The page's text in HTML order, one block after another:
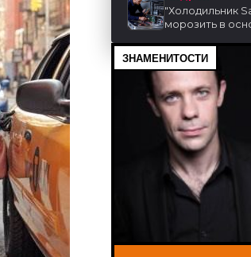
"Холодильник
морозить в
ЗНАМЕНИТОСТИ